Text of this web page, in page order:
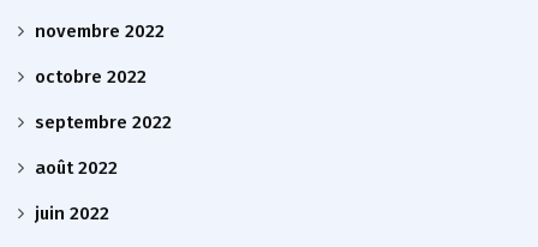
novembre 2022
octobre 2022
septembre 2022
août 2022
juin 2022